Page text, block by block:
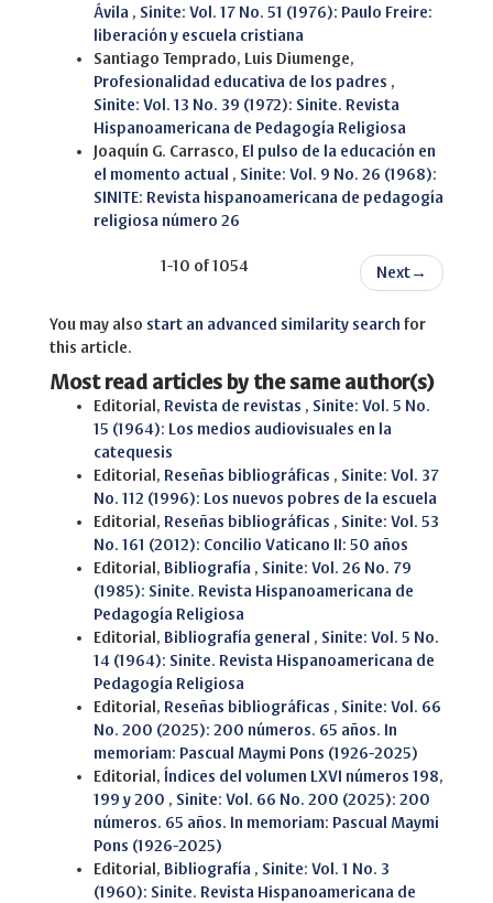
Ávila , Sinite: Vol. 17 No. 51 (1976): Paulo Freire:
liberación y escuela cristiana
Santiago Temprado, Luis Diumenge,
Profesionalidad educativa de los padres ,
Sinite: Vol. 13 No. 39 (1972): Sinite. Revista
Hispanoamericana de Pedagogía Religiosa
Joaquín G. Carrasco, El pulso de la educación en
el momento actual , Sinite: Vol. 9 No. 26 (1968):
SINITE: Revista hispanoamericana de pedagogía
religiosa número 26
1-10 of 1054 Next →
You may also start an advanced similarity search for
this article.
Most read articles by the same author(s)
Editorial, Revista de revistas , Sinite: Vol. 5 No.
15 (1964): Los medios audiovisuales en la
catequesis
Editorial, Reseñas bibliográficas , Sinite: Vol. 37
No. 112 (1996): Los nuevos pobres de la escuela
Editorial, Reseñas bibliográficas , Sinite: Vol. 53
No. 161 (2012): Concilio Vaticano II: 50 años
Editorial, Bibliografía , Sinite: Vol. 26 No. 79
(1985): Sinite. Revista Hispanoamericana de
Pedagogía Religiosa
Editorial, Bibliografía general , Sinite: Vol. 5 No.
14 (1964): Sinite. Revista Hispanoamericana de
Pedagogía Religiosa
Editorial, Reseñas bibliográficas , Sinite: Vol. 66
No. 200 (2025): 200 números. 65 años. In
memoriam: Pascual Maymi Pons (1926-2025)
Editorial, Índices del volumen LXVI números 198,
199 y 200 , Sinite: Vol. 66 No. 200 (2025): 200
números. 65 años. In memoriam: Pascual Maymi
Pons (1926-2025)
Editorial, Bibliografía , Sinite: Vol. 1 No. 3
(1960): Sinite. Revista Hispanoamericana de